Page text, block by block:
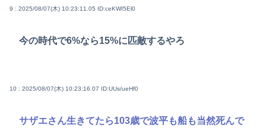
9 : 2025/08/07(木) 10:23:11.05 ID:ceKWI5El0
今の時代で6%なら15%に匹敵するやろ
10 : 2025/08/07(木) 10:23:16.07 ID:UUs/ueHf0
サザエさん生きてたら103歳で波平も船も当然死んで